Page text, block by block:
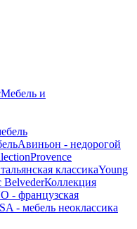
Мебель и
Авиньон - недорогой
Provence
классикаYoung
BelvederКоллекция
- французская
- мебель неоклассика